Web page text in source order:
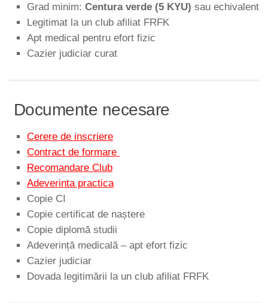
Grad minim: Centura verde (5 KYU) sau echivalent
Legitimat la un club afiliat FRFK
Apt medical pentru efort fizic
Cazier judiciar curat
Documente necesare
Cerere de inscriere
Contract de formare
Recomandare Club
Adeverinta practica
Copie CI
Copie certificat de naștere
Copie diplomă studii
Adeverință medicală – apt efort fizic
Cazier judiciar
Dovada legitimării la un club afiliat FRFK